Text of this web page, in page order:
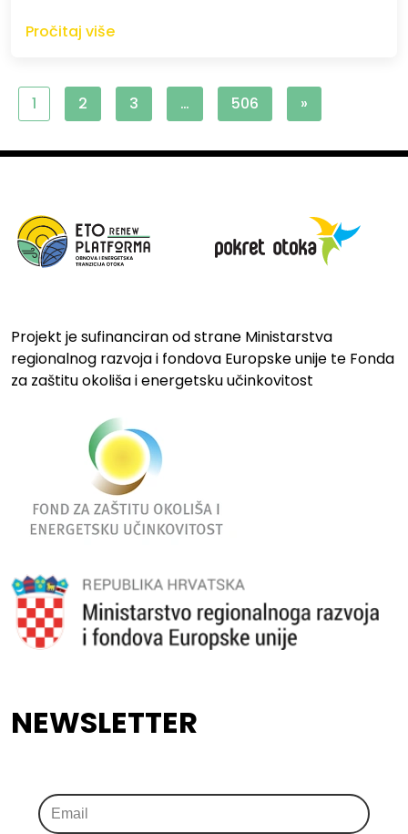
Pročitaj više
1 2 3 … 506 »
Projekt je sufinanciran od strane Ministarstva
regionalnog razvoja i fondova Europske unije te Fonda
za zaštitu okoliša i energetsku učinkovitost
NEWSLETTER